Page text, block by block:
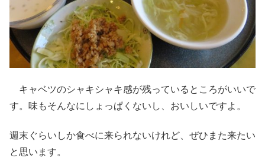
キャベツのシャキシャキ感が残っているところがいいで
す。味もそんなにしょっぱくないし、おいしいですよ。
週末ぐらいしか食べに来られないけれど、ぜひまた来たい
と思います。